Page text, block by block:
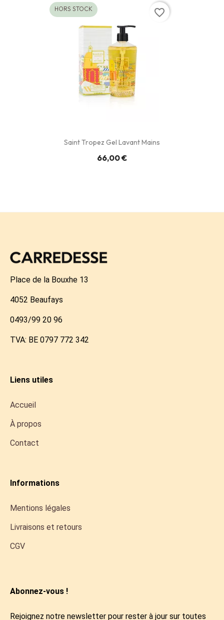
Saint Tropez Gel Lavant Mains
66,00 €
HORS STOCK favorite_border
Place de la Bouxhe 13
4052 Beaufays
0493/99 20 96
TVA: BE 0797 772 342
Liens utiles
Accueil
À propos
Contact
Informations
Mentions légales
Livraisons et retours
CGV
Abonnez-vous !
Rejoignez notre newsletter pour rester à jour sur toutes